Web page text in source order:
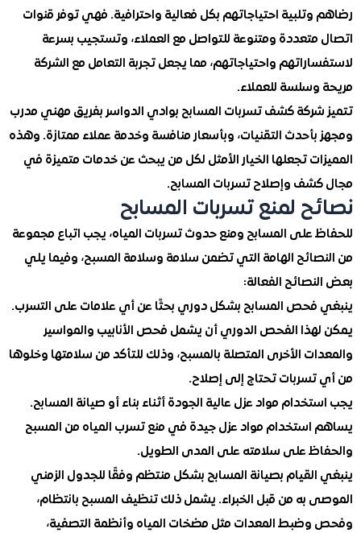
احتياجاتهم بكل فعالية واحترافية. فهي توفر قنوات
ومتنوعة للتواصل مع العملاء، وتستجيب بسرعة
واحتياجاتهم، مما يجعل تجربة التعامل مع الشركة
للعملاء.
كشف تسربات المسابح بوادي الدواسر بفريق مهني مدرب
التقنيات، وبأسعار منافسة وخدمة عملاء ممتازة. وهذه
تجعلها الخيار الأمثل لكل من يبحث عن خدمات متميزة في
وإصلاح تسربات المسابح.
لمنع تسربات المسابح
على المسابح ومنع حدوث تسربات المياه، يجب اتباع مجموعة
الهامة التي تضمن سلامة وسلامة المسبح، وفيما يلي
الفعالة:
فحص المسابح بشكل دوري بحثًا عن أي علامات على التسرب.
الفحص الدوري أن يشمل فحص الأنابيب والمواسير
الأخرى المتصلة بالمسبح، وذلك للتأكد من سلامتها وخلوها
تحتاج إلى إصلاح.
مواد عزل عالية الجودة أثناء بناء أو صيانة المسابح.
مواد عزل جيدة في منع تسرب المياه من المسبح
على سلامته على المدى الطويل.
بصيانة المسابح بشكل منتظم وفقًا للجدول الزمني
به من قبل الخبراء. يشمل ذلك تنظيف المسبح بانتظام،
المعدات مثل مضخات المياه وأنظمة التصفية،